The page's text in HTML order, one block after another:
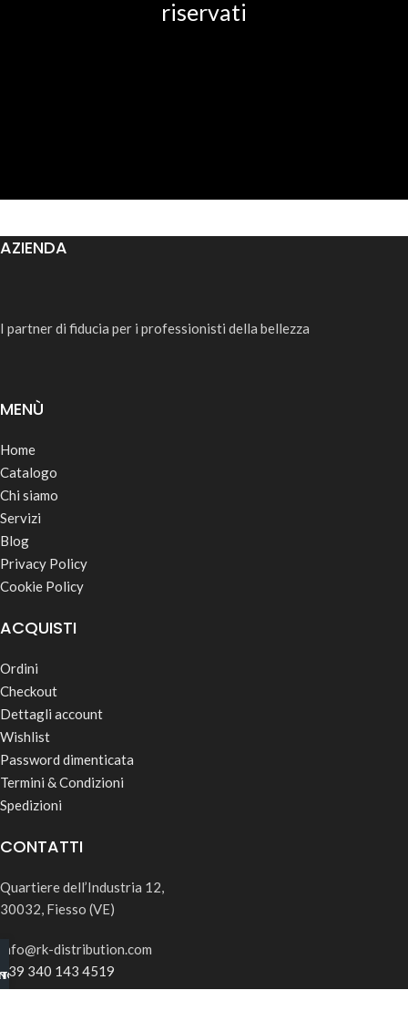
riservati
AZIENDA
I partner di fiducia per i professionisti della bellezza
MENÙ
Home
Catalogo
Chi siamo
Servizi
Blog
Privacy Policy
Cookie Policy
ACQUISTI
Ordini
Checkout
Dettagli account
Wishlist
Password dimenticata
Termini & Condizioni
Spedizioni
CONTATTI
Quartiere dell’Industria 12,
30032, Fiesso (VE)
info@rk-distribution.com
+39 340 143 4519
B2B